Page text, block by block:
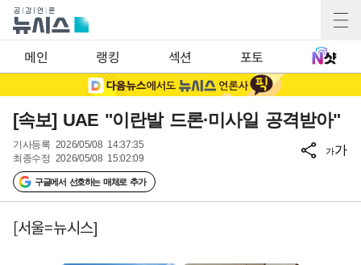
메인 랭킹 섹션 포토
[속보] UAE "이란발 드론·미사일 공격받아"
기사등록 2026/05/08 14:37:35
최종수정 2026/05/08 15:02:09
구글에서 선호하는 매체로 추가
가가
[서울=뉴시스]